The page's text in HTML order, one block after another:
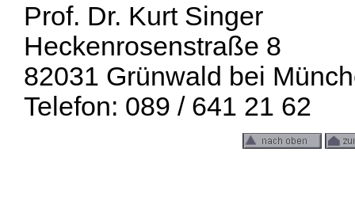
Prof. Dr. Kurt Singer
Heckenrosenstraße 8
82031 Grünwald bei
Telefon: 089 / 641 21 62